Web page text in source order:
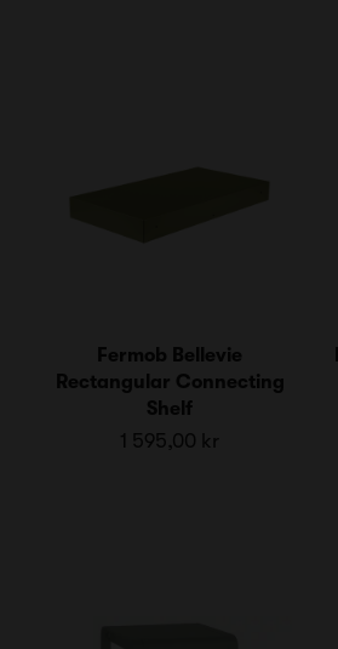
Fermob Bellevie
Rectangular Connecting
Shelf
1 595,00 kr